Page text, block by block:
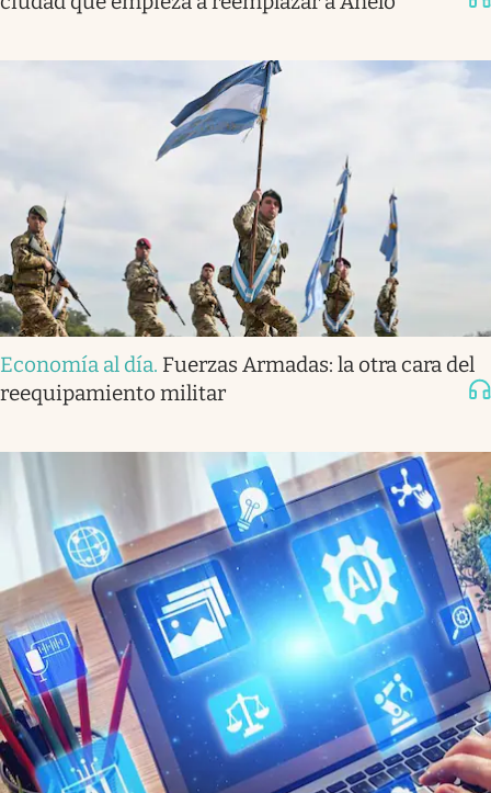
Economía al día. Fuerzas Armadas: la otra cara del
reequipamiento militar